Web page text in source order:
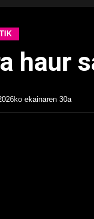
haur
ekainaren 30a